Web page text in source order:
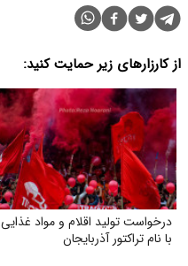
از کارزارهای زیر حمایت کنید:
درخواست تولید اقلام و مواد غذایی
با نام تراکتور آذربایجان